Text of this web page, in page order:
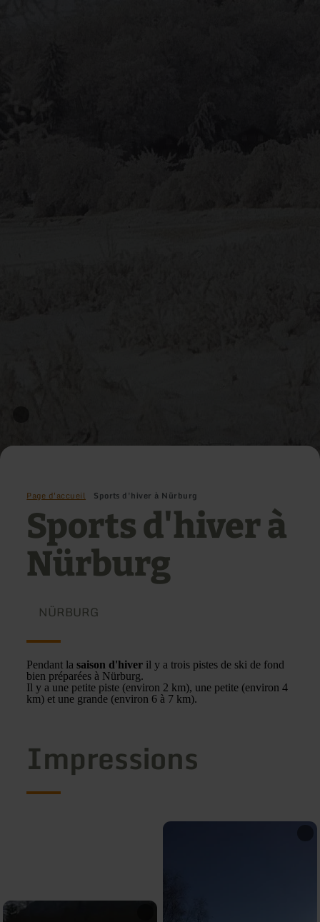
Page d'accueil Sports d'hiver à Nürburg
Sports d'hiver à
Nürburg
NÜRBURG
Pendant lasaison d'hiver il y a trois pistes de ski de fond
bien préparées à Nürburg.
Il y a une petite piste (environ 2 km), une petite (environ 4
km) et une grande (environ 6 à 7 km).
Impressions